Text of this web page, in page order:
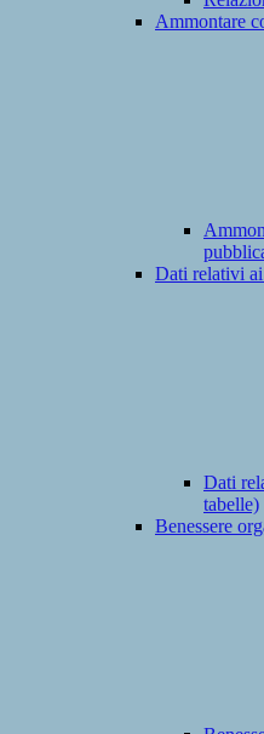
Ammontare
Dati relativi
Dati
tabelle)
Benessere